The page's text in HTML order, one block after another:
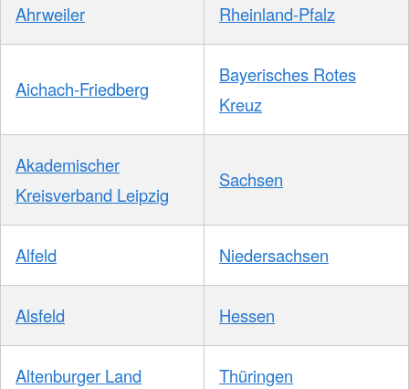
Ahrweiler Rheinland-Pfalz
Aichach-Friedberg
Bayerisches Rotes
Kreuz
Akademischer
Kreisverband Leipzig
Sachsen
Alfeld Niedersachsen
Alsfeld Hessen
Altenburger Land Thüringen